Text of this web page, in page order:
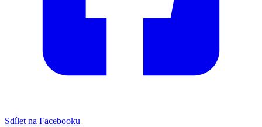
Sdílet na Facebooku